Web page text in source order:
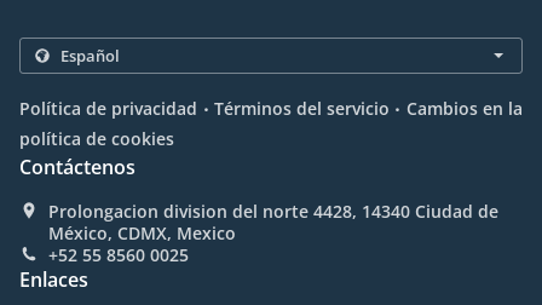
Política de privacidad . Términos del servicio . Cambios en la
política de cookies
Contáctenos
Prolongacion division del norte 4428, 14340 Ciudad de
México, CDMX, Mexico
+52 55 8560 0025
Enlaces